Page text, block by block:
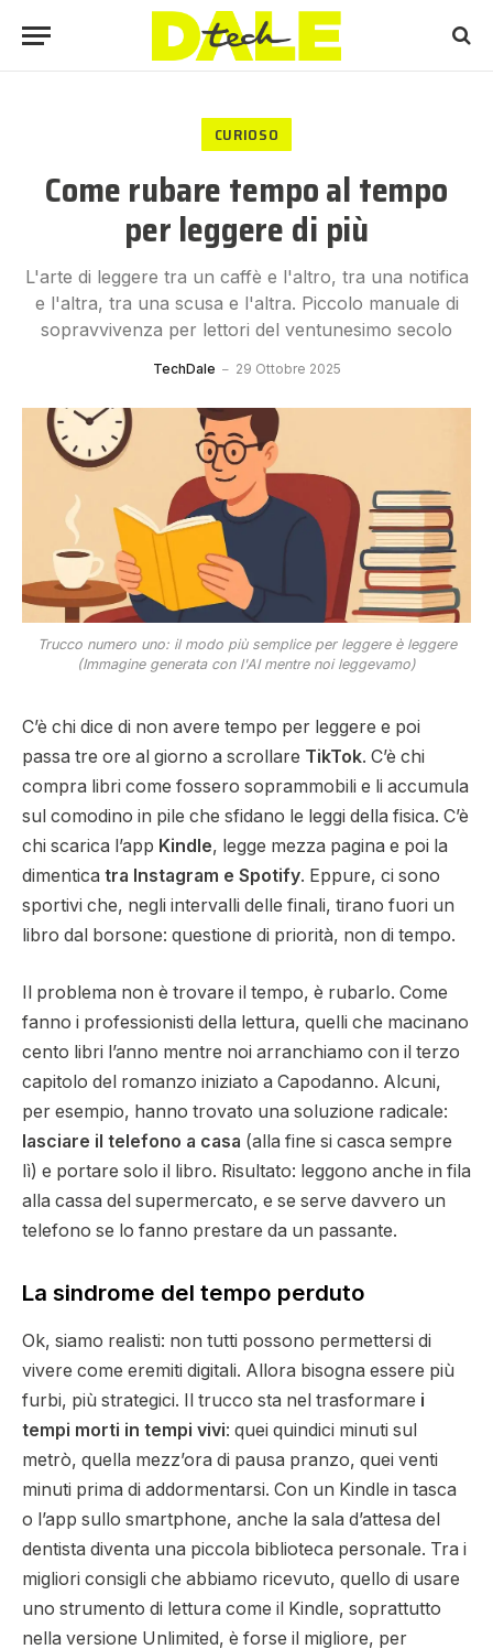
CURIOSO
Come rubare tempo al tempo
per leggere di più
L'arte di leggere tra un caffè e l'altro, tra una notifica
e l'altra, tra una scusa e l'altra. Piccolo manuale di
sopravvivenza per lettori del ventunesimo secolo
TechDale 29 Ottobre 2025
Trucco numero uno: il modo più semplice per leggere è leggere
(Immagine generata con l'AI mentre noi leggevamo)
C’è chi dice di non avere tempo per leggere e poi
passa tre ore al giorno a scrollare TikTok. C’è chi
compra libri come fossero soprammobili e li accumula
sul comodino in pile che sfidano le leggi della fisica. C’è
chi scarica l’app Kindle, legge mezza pagina e poi la
dimentica tra Instagram e Spotify. Eppure, ci sono
sportivi che, negli intervalli delle finali, tirano fuori un
libro dal borsone: questione di priorità, non di tempo.
Il problema non è trovare il tempo, è rubarlo. Come
fanno i professionisti della lettura, quelli che macinano
cento libri l’anno mentre noi arranchiamo con il terzo
capitolo del romanzo iniziato a Capodanno. Alcuni,
per esempio, hanno trovato una soluzione radicale:
lasciare il telefono a casa (alla fine si casca sempre
lì) e portare solo il libro. Risultato: leggono anche in fila
alla cassa del supermercato, e se serve davvero un
telefono se lo fanno prestare da un passante.
La sindrome del tempo perduto
Ok, siamo realisti: non tutti possono permettersi di
vivere come eremiti digitali. Allora bisogna essere più
furbi, più strategici. Il trucco sta nel trasformare i
tempi morti in tempi vivi: quei quindici minuti sul
metrò, quella mezz’ora di pausa pranzo, quei venti
minuti prima di addormentarsi. Con un Kindle in tasca
o l’app sullo smartphone, anche la sala d’attesa del
dentista diventa una piccola biblioteca personale. Tra i
migliori consigli che abbiamo ricevuto, quello di usare
uno strumento di lettura come il Kindle, soprattutto
nella versione Unlimited, è forse il migliore, per